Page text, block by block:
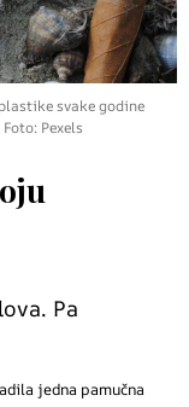
svake godine
Pexels
Pa
jedna pamučna